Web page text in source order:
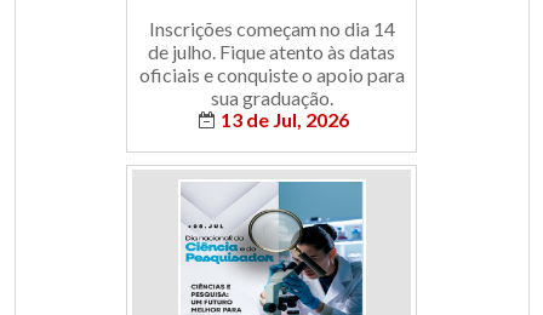
Inscrições começam no dia 14
de julho. Fique atento às datas
oficiais e conquiste o apoio para
sua graduação.
13 de Jul, 2026